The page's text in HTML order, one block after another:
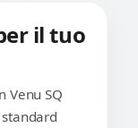
il tuo
Venu SQ